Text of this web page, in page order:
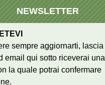
NEWSLETTER
sempre aggiornarti, lascia
email qui sotto riceverai una
la quale potrai confermare